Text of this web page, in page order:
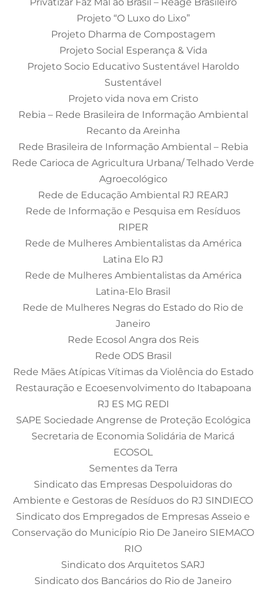
Projeto “O Luxo do Lixo”
Projeto Dharma de Compostagem
Projeto Social Esperança & Vida
Projeto Socio Educativo Sustentável Haroldo
Sustentável
Projeto vida nova em Cristo
Rebia – Rede Brasileira de Informação Ambiental
Recanto da Areinha
Rede Brasileira de Informação Ambiental – Rebia
Rede Carioca de Agricultura Urbana/ Telhado Verde
Agroecológico
Rede de Educação Ambiental RJ REARJ
Rede de Informação e Pesquisa em Resíduos
RIPER
Rede de Mulheres Ambientalistas da América
Latina Elo RJ
Rede de Mulheres Ambientalistas da América
Latina-Elo Brasil
Rede de Mulheres Negras do Estado do Rio de
Janeiro
Rede Ecosol Angra dos Reis
Rede ODS Brasil
Rede Mães Atípicas Vítimas da Violência do Estado
Restauração e Ecoesenvolvimento do Itabapoana
RJ ES MG REDI
SAPE Sociedade Angrense de Proteção Ecológica
Secretaria de Economia Solidária de Maricá
ECOSOL
Sementes da Terra
Sindicato das Empresas Despoluidoras do
Ambiente e Gestoras de Resíduos do RJ SINDIECO
Sindicato dos Empregados de Empresas Asseio e
Conservação do Município Rio De Janeiro SIEMACO
RIO
Sindicato dos Arquitetos SARJ
Sindicato dos Bancários do Rio de Janeiro